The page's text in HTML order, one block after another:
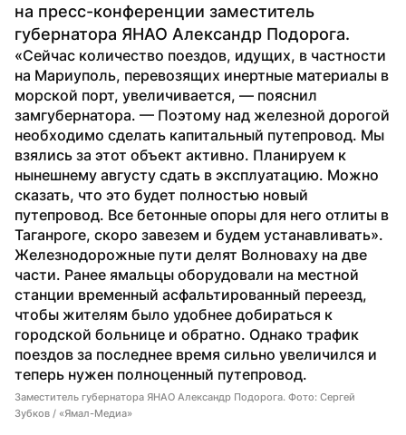
на пресс-конференции заместитель
губернатора ЯНАО Александр Подорога.
«Сейчас количество поездов, идущих, в частности
на Мариуполь, перевозящих инертные материалы в
морской порт, увеличивается, — пояснил
замгубернатора. — Поэтому над железной дорогой
необходимо сделать капитальный путепровод. Мы
взялись за этот объект активно. Планируем к
нынешнему августу сдать в эксплуатацию. Можно
сказать, что это будет полностью новый
путепровод. Все бетонные опоры для него отлиты в
Таганроге, скоро завезем и будем устанавливать».
Железнодорожные пути делят Волноваху на две
части. Ранее ямальцы оборудовали на местной
станции временный асфальтированный переезд,
чтобы жителям было удобнее добираться к
городской больнице и обратно. Однако трафик
поездов за последнее время сильно увеличился и
теперь нужен полноценный путепровод.
Заместитель губернатора ЯНАО Александр Подорога. Фото: Сергей
Зубков / «Ямал-Медиа»